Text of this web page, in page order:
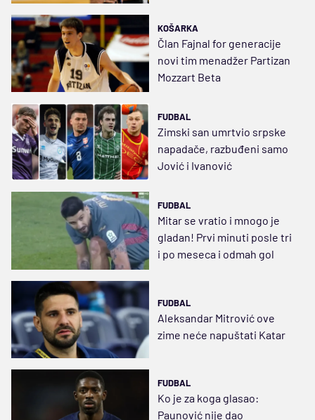
KOŠARKA
Član Fajnal for generacije
novi tim menadžer Partizan
Mozzart Beta
FUDBAL
Zimski san umrtvio srpske
napadače, razbuđeni samo
Jović i Ivanović
FUDBAL
Mitar se vratio i mnogo je
gladan! Prvi minuti posle tri
i po meseca i odmah gol
FUDBAL
Aleksandar Mitrović ove
zime neće napuštati Katar
FUDBAL
Ko je za koga glasao:
Paunović nije dao